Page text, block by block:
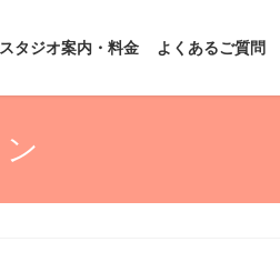
スタジオ案内・料金 よくあるご質問